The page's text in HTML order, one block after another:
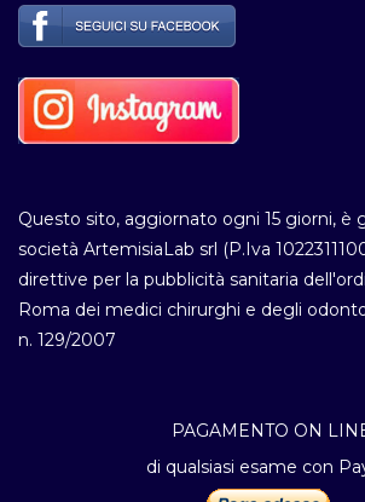
Questo sito, aggiornato ogni 15 giorni, è
società ArtemisiaLab srl (P.Iva
direttive per la pubblicità sanitaria
Roma dei medici chirurghi e degli
n. 129/2007
PAGAMENTO ON
di qualsiasi esame con